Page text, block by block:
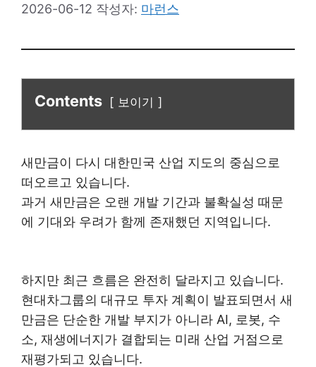
2026-06-12 작성자: 마런스
Contents 보이기
새만금이 다시 대한민국 산업 지도의 중심으로
떠오르고 있습니다.
과거 새만금은 오랜 개발 기간과 불확실성 때문
에 기대와 우려가 함께 존재했던 지역입니다.
하지만 최근 흐름은 완전히 달라지고 있습니다.
현대차그룹의 대규모 투자 계획이 발표되면서 새
만금은 단순한 개발 부지가 아니라 AI, 로봇, 수
소, 재생에너지가 결합되는 미래 산업 거점으로
재평가되고 있습니다.